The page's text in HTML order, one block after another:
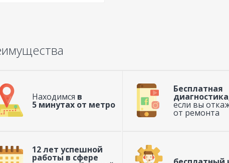
Находимся в
5 минутах от метро
Бесплатная
если вы
от ремонта
12 лет успешной
работы в сфере